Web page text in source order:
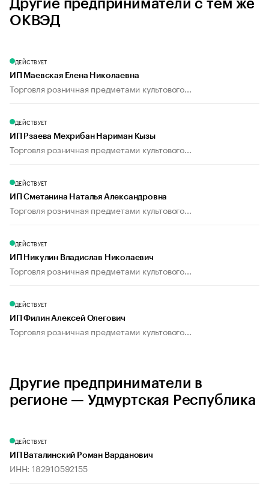
Другие предприниматели с тем же
ОКВЭД
ДЕЙСТВУЕТ
ИП Маевская Елена Николаевна
Торговля розничная предметами культового...
ДЕЙСТВУЕТ
ИП Рзаева Мехрибан Нариман Кызы
Торговля розничная предметами культового...
ДЕЙСТВУЕТ
ИП Сметанина Наталья Александровна
Торговля розничная предметами культового...
ДЕЙСТВУЕТ
ИП Никулин Владислав Николаевич
Торговля розничная предметами культового...
ДЕЙСТВУЕТ
ИП Филин Алексей Олегович
Торговля розничная предметами культового...
Другие предприниматели в
регионе — Удмуртская Республика
ДЕЙСТВУЕТ
ИП Ваталинский Роман Варданович
ИНН: 182910592155